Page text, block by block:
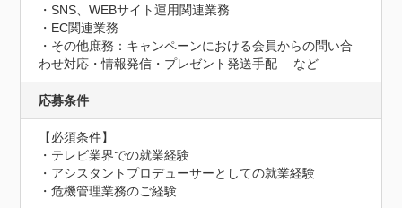
・SNS、WEBサイト運用関連業務
・EC関連業務
・その他庶務：キャンペーンにおける会員からの問い合
わせ対応・情報発信・プレゼント発送手配　 など
応募条件
【必須条件】
・テレビ業界での就業経験
・アシスタントプロデューサーとしての就業経験
・危機管理業務のご経験